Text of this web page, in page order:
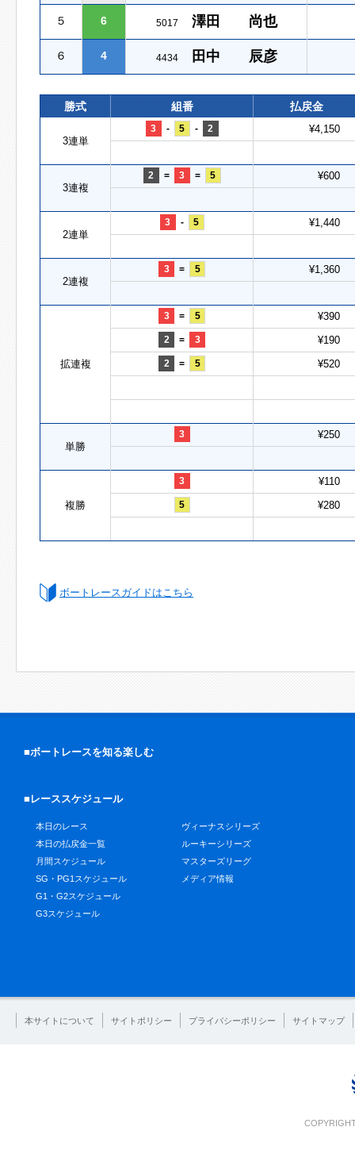
５ 6 5017 澤田 尚也
６ 4 4434 田中 辰彦
勝式 組番 払戻金
3連単
3 - 5 - 2 ¥4,150
3連複
2 = 3 = 5 ¥600
2連単
3 - 5 ¥1,440
2連複
3 = 5 ¥1,360
拡連複
3 = 5 ¥390
2 = 3 ¥190
2 = 5 ¥520
単勝
3 ¥250
複勝
3 ¥110
5 ¥280
ボートレースガイドはこちら
■ボートレースを知る楽しむ
■レーススケジュール
本日のレース
本日の払戻金一覧
月間スケジュール
SG・PG1スケジュール
G1・G2スケジュール
G3スケジュール
ヴィーナスシリーズ
ルーキーシリーズ
マスターズリーグ
メディア情報
本サイトについて サイトポリシー プライバシーポリシー サイトマップ